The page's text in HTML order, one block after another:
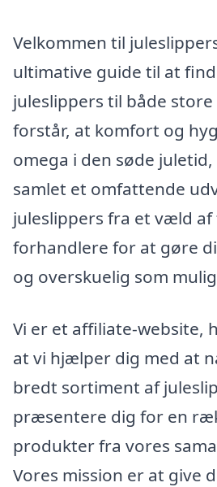
Velkommen til
ultimative guide til at
juleslippers til både store
forstår, at komfort og
omega i den søde
samlet et omfattende
juleslippers fra et væld af
forhandlere for at gøre
og overskuelig som
Vi er et affiliate-website,
at vi hjælper dig med at
bredt sortiment af
præsentere dig for en
produkter fra vores
Vores mission er at give